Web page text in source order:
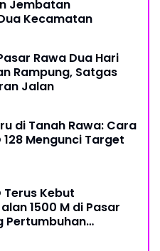
Jembatan
Kecamatan
Rawa Dua Hari
Rampung, Satgas
Jalan
di Tanah Rawa: Cara
128 Mengunci Target
Terus Kebut
1500 M di Pasar
Pertumbuhan